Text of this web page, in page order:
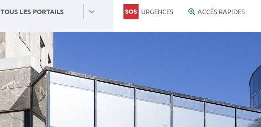
TOUS LES PORTAILS URGENCES ACCÈS RAPIDES